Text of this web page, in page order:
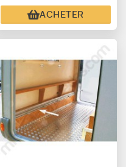
ACHETER